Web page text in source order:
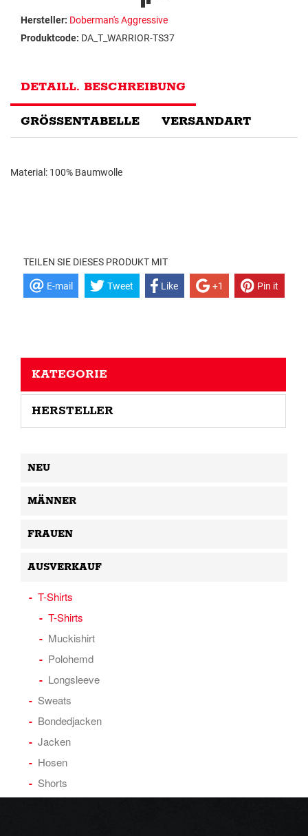
Hersteller: Doberman's Aggressive
Produktcode: DA_T_WARRIOR-TS37
DETAILL. BESCHREIBUNG
GRÖSSENTABELLE VERSANDART
Material: 100% Baumwolle
TEILEN SIE DIESES PRODUKT MIT
E-mail Tweet Like +1 Pin it
KATEGORIE
HERSTELLER
NEU
MÄNNER
FRAUEN
AUSVERKAUF
T-Shirts
T-Shirts
Muckishirt
Polohemd
Longsleeve
Sweats
Bondedjacken
Jacken
Hosen
Shorts